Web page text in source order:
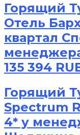
Горящий
Отель
квартал
135 394
Горящий
Spectrum
4* у